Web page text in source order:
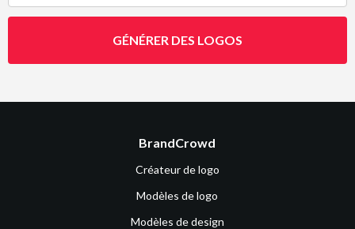
GÉNÉRER DES LOGOS
BrandCrowd
Créateur de logo
Modèles de logo
Modèles de design